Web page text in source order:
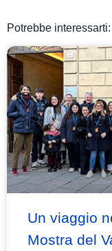
Potrebbe interessarti:
Un viaggio
Mostra del